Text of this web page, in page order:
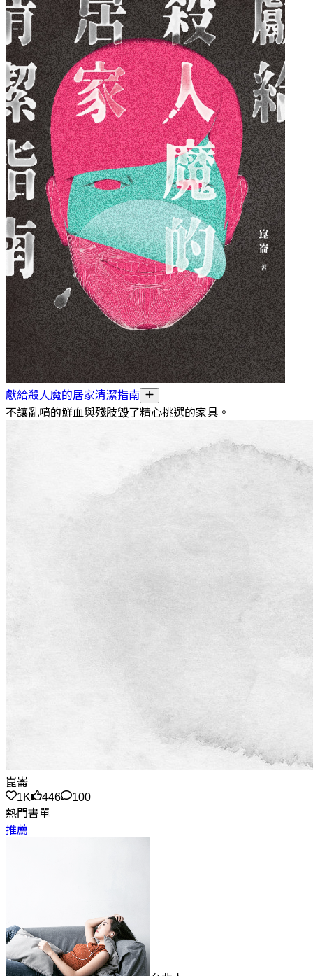
獻給殺人魔的居家清潔指南
不讓亂噴的鮮血與殘肢毀了精心挑選的家具。
崑崙
1K
446
100
熱門書單
推薦